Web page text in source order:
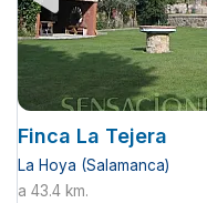
Finca La Tejera
La Hoya (Salamanca)
a 43.4 km.